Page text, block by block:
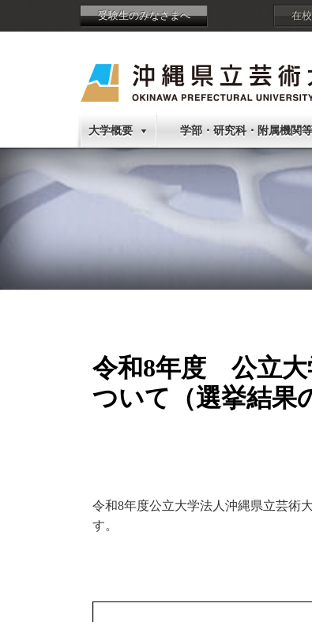
受験生のみなさまへ 在
大学概要 学部・研究科・附属機関等
令和8年度 公立大
ついて（選挙結果
令和8年度公立大学法人沖縄県立芸術
す。